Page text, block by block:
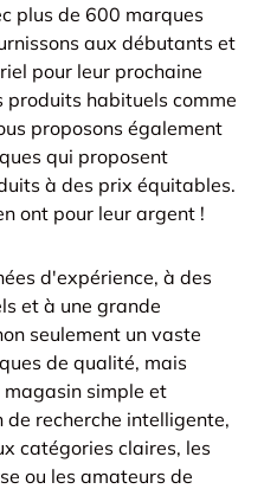
plus de 600 marques
aux débutants et
pour leur prochaine
produits habituels comme
proposons également
qui proposent
à des prix équitables.
ont pour leur argent !
d'expérience, à des
et à une grande
seulement un vaste
de qualité, mais
simple et
recherche intelligente,
catégories claires, les
ou les amateurs de